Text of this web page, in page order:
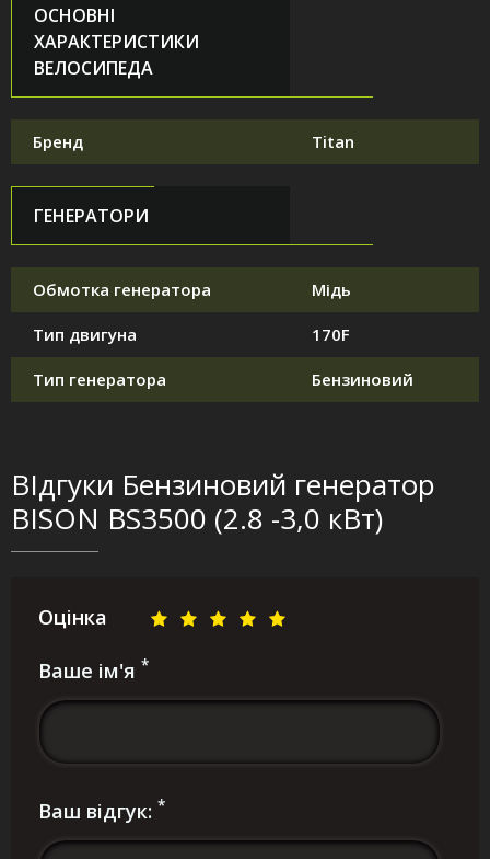
ОСНОВНІ
ХАРАКТЕРИСТИКИ
ВЕЛОСИПЕДА
Бренд Titan
ГЕНЕРАТОРИ
Обмотка генератора Мідь
Тип двигуна 170F
Тип генератора Бензиновий
ВІдгуки Бензиновий генератор
BISON BS3500 (2.8 -3,0 кВт)
Оцінка
Ваше ім'я *
Ваш відгук: *